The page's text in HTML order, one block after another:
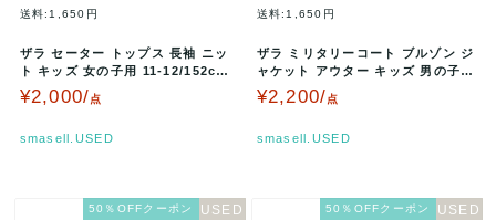
送料:1,650円
ザラ セーター トップス 長袖 ニッ
ト キッズ 女の子用 11-12/152cm
サイズ グレー ZA…
¥2,000/点
smasell.USED
送料:1,650円
ザラ ミリタリーコート ブルゾン ジ
ャケット アウター キッズ 男の子用
118(5-6)サイズ カ…
¥2,200/点
smasell.USED
50％OFFクーポン 50％OFFクーポン